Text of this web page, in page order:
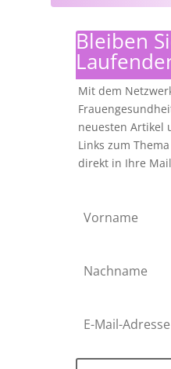
Bleiben
Mit dem
neuesten Artikel
Links zum
direkt in Ihre